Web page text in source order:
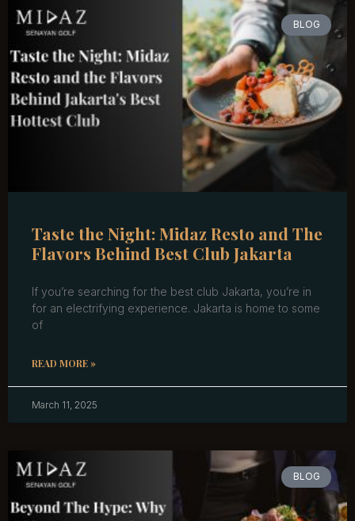
BLOG
Taste the Night: Midaz Resto and The
Flavors Behind Best Club Jakarta
If you’re searching for the best club Jakarta, you’re in
for an electrifying experience. Jakarta is home to some
of
READ MORE »
March 11, 2025
BLOG